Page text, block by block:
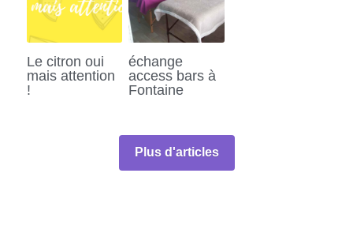
Le citron oui
mais attention
!
échange
access bars à
Fontaine
Plus d'articles